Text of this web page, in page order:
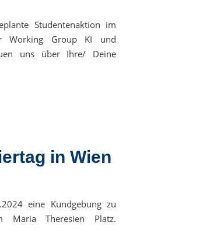
Studentenaktion im
Working Group KI und
uns über Ihre/ Deine
in Wien
eine Kundgebung zu
Theresien Platz.